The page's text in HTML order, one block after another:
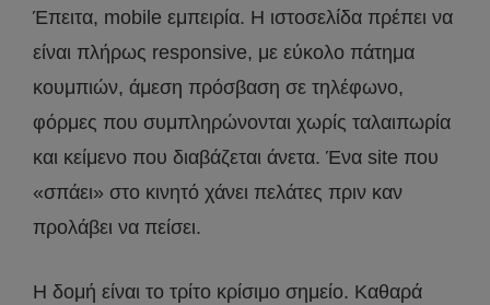
Έπειτα, mobile εμπειρία. Η ιστοσελίδα πρέπει να
είναι πλήρως responsive, με εύκολο πάτημα
κουμπιών, άμεση πρόσβαση σε τηλέφωνο,
φόρμες που συμπληρώνονται χωρίς ταλαιπωρία
και κείμενο που διαβάζεται άνετα. Ένα site που
«σπάει» στο κινητό χάνει πελάτες πριν καν
προλάβει να πείσει.
Η δομή είναι το τρίτο κρίσιμο σημείο. Καθαρά